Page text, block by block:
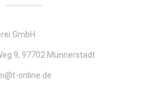
GmbH
9, 97702 Münnerstadt
online.de